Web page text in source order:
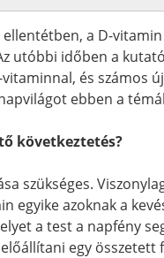
a D-
utóbbi időben a
és számos
ebben a
következtetés?
szükséges.
egyike azoknak a
a test a napfény
egy összetett